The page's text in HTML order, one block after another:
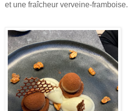
et une fraîcheur verveine-framboise.